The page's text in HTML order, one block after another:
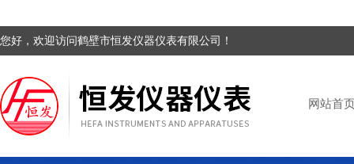
您好，欢迎访问鹤壁市恒发仪器仪表有限公司！
网站首